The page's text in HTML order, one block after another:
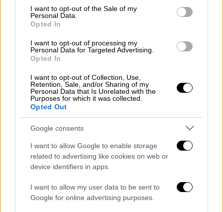
consent section.
I want to opt-out of the Sale of my
Personal Data.
Opted In
I want to opt-out of processing my
Personal Data for Targeted Advertising.
Opted In
I want to opt-out of Collection, Use,
Retention, Sale, and/or Sharing of my
Personal Data that Is Unrelated with the
Purposes for which it was collected.
Opted Out
Google consents
I want to allow Google to enable storage
related to advertising like cookies on web or
device identifiers in apps.
I want to allow my user data to be sent to
Google for online advertising purposes.
να τινάξει τα πάντα στον αέρα...
Διαβάστε ακόμη
Επιστήμονες ανακάλυψαν τον τέταρτο
γνωστό τύπο μεταδοτικού καρκίνου στον
κόσμο
Μουντιάλ 2026: «Θα ανατινάξω τον Μέσι με
τέσσερις βόμβες» - Οι τρομοκρατικές
απειλές που ερεύνησε το FBI
Φρίκη στην Κρήτη: Τουρίστας μπήκε σε
κατάστημα και ρώτησε πόσο «κοστίζει»
ανήλικο κορίτσι για να ασελγήσει πάνω του
Marfin: «Δεν έχω καμία σχέση με την